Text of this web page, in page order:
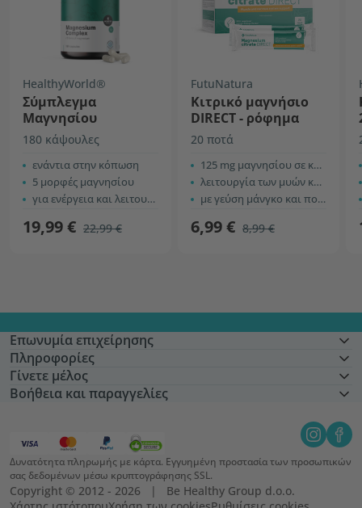
HealthyWorld®
Σύμπλεγμα
Μαγνησίου
180 κάψουλες
ενάντια στην κόπωση
5 μορφές μαγνησίου
για ενέργεια και λειτουργία των μυών
19,99 € 22,99 €
FutuNatura
Κιτρικό μαγνήσιο
DIRECT - ρόφημα
20 ποτά
125 mg μαγνησίου σε κάθε ρόφημα
λειτουργία των μυών και αύξηση της ενέργειας
με γεύση μάνγκο και πορτοκάλι
6,99 € 8,99 €
Επωνυμία επιχείρησης
Πληροφορίες
Γίνετε μέλος
Βοήθεια και παραγγελίες
Δυνατότητα πληρωμής με κάρτα. Εγγυημένη προστασία των προσωπικών
σας δεδομένων μέσω κρυπτογράφησης SSL.
Copyright © 2012 - 2026   |   Be Healthy Group d.o.o.